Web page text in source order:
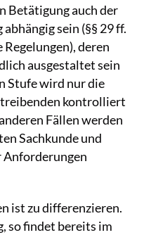
Betätigung auch der
sein (§§ 29 ff.
deren
ausgestaltet sein
Stufe wird nur die
kontrolliert
Fällen werden
Sachkunde und
ist zu differenzieren.
so findet bereits im